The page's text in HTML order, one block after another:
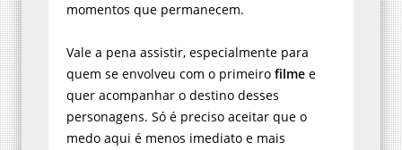
momentos que permanecem.
Vale a pena assistir, especialmente para
quem se envolveu com o primeiro filme e
quer acompanhar o destino desses
personagens. Só é preciso aceitar que o
medo aqui é menos imediato e mais